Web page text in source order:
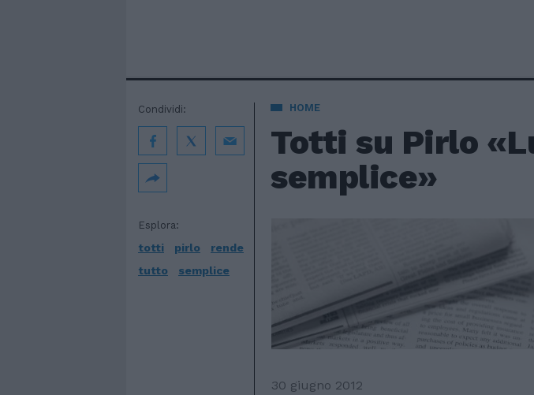
HOME
Totti su Pirlo
semplice»
Esplora:
totti pirlo
rende
tutto
semplice
Condividi:
30 giugno 2012